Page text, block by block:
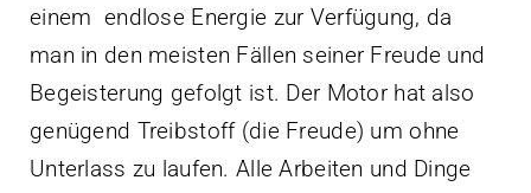
einem endlose Energie zur Verfügung, da
man in den meisten Fällen seiner Freude und
Begeisterung gefolgt ist. Der Motor hat also
genügend Treibstoff (die Freude) um ohne
Unterlass zu laufen. Alle Arbeiten und Dinge